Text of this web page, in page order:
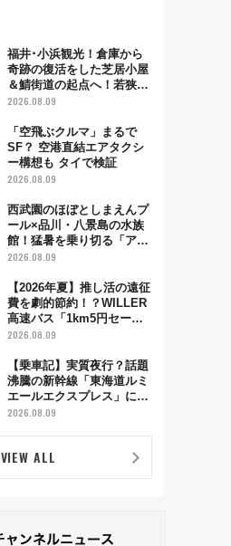
福井･小浜観光！倉庫から
奇跡の復活をした芝居小屋
＆鯖街道の起点へ！若狭小
浜お魚センターでBBQ、老
グルメ散歩
2026.08.09
「空飛ぶクルマ」まるで
SF？ 空港直結エアタクシ
ー構想も タイで検証
2026.08.09
西武園のほぼとしまえんプ
ール×品川・八景島の水族
館！猛暑を乗り切る「アク
ティブパス」で夏休みをお
2026.08.09
【2026年夏】推し活の遠征
費を劇的節約！？WILLER
高速バス「1km5円セー
ル」やワンコイン温泉の最
路線まとめ
2026.08.09
【乗車記】実質夜行？話題
沸騰の新幹線「東海道ルミ
エールエクスプレス」に乗
車してみた 東京22時発、
らし過ぎる朝
2026.08.09
VIEW ALL